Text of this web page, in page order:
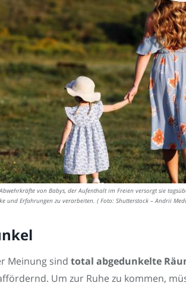
von Babys, der Aufenthalt im Freien versorgt sie
und Erfahrungen zu verarbeiten. ( Foto: Shutterstock – Andrii
Meinung sind total abgedunkelte
Um zur Ruhe zu kommen,